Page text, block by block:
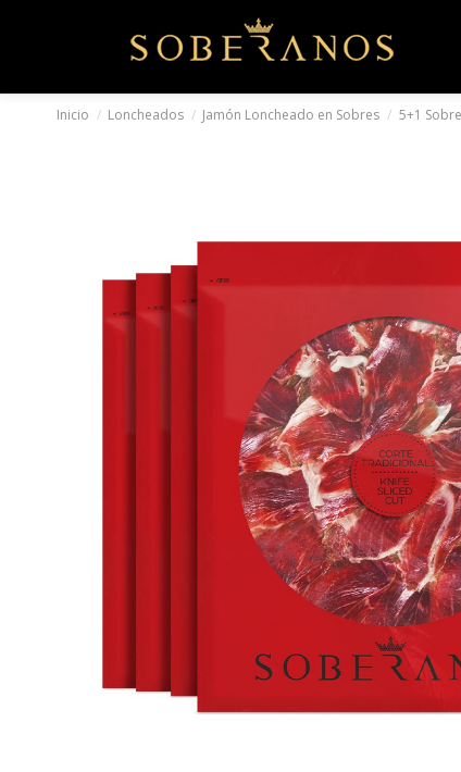
Inicio Loncheados Jamón Loncheado en Sobres 5+1